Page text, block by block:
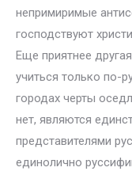
непримиримые
господствуют
Еще приятнее
учиться только по-
городах черты
нет, являются
представителями
единолично